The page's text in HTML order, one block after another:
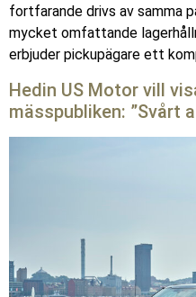
fortfarande drivs av samma
mycket omfattande
erbjuder pickupägare ett
Hedin US Motor vill
mässpubliken: ”Svårt